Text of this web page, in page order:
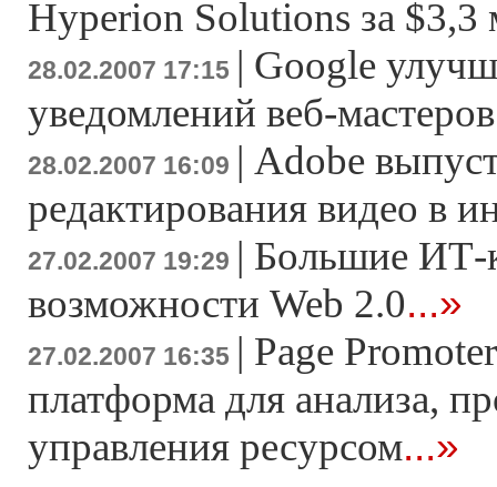
Hyperion Solutions за
28.02.2007 17:15 | Google
уведомлений веб-мастеров
28.02.2007 16:09 | Adobe
редактирования видео в
27.02.2007 19:29 | Большие ИТ-
возможности Web 2.0...»
27.02.2007 16:35 | Page
платформа для анализа,
управления ресурсом...»